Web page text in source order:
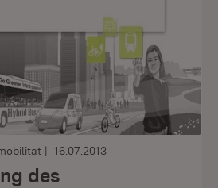
16.07.2013
des